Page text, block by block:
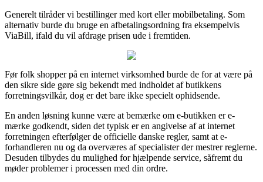
Generelt tilråder vi bestillinger med kort eller mobilbetaling. Som
alternativ burde du bruge en afbetalingsordning fra eksempelvis
ViaBill, ifald du vil afdrage prisen ude i fremtiden.
Før folk shopper på en internet virksomhed burde de for at være på
den sikre side gøre sig bekendt med indholdet af butikkens
forretningsvilkår, dog er det bare ikke specielt ophidsende.
En anden løsning kunne være at bemærke om e-butikken er e-
mærke godkendt, siden det typisk er en angivelse af at internet
forretningen efterfølger de officielle danske regler, samt at e-
forhandleren nu og da overværes af specialister der mestrer reglerne.
Desuden tilbydes du mulighed for hjælpende service, såfremt du
møder problemer i processen med din ordre.